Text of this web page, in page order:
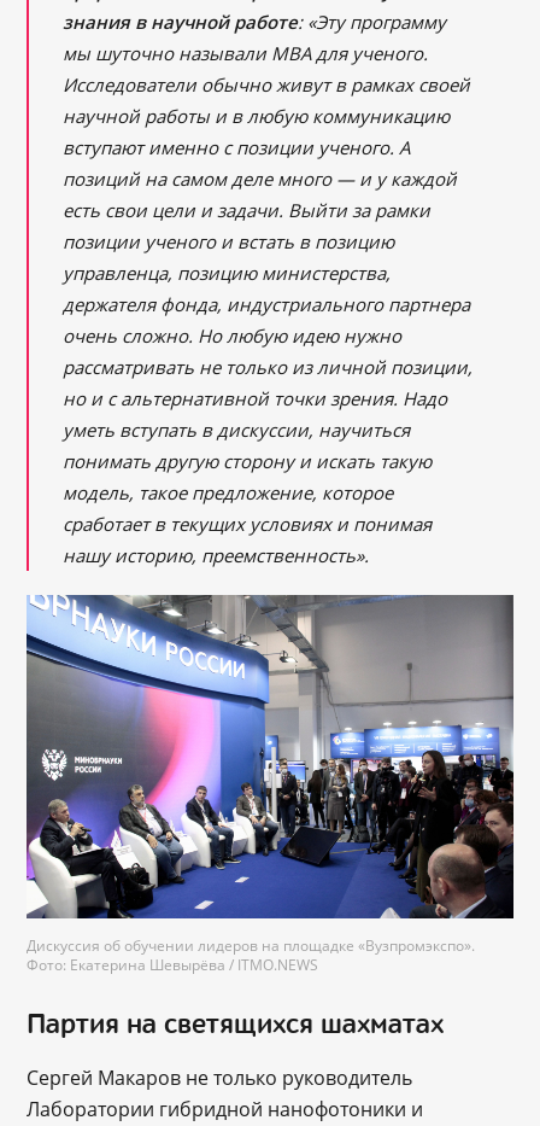
знания в научной работе: «Эту программу
мы шуточно называли MBA для ученого.
Исследователи обычно живут в рамках своей
научной работы и в любую коммуникацию
вступают именно с позиции ученого. А
позиций на самом деле много ― и у каждой
есть свои цели и задачи. Выйти за рамки
позиции ученого и встать в позицию
управленца, позицию министерства,
держателя фонда, индустриального партнера
очень сложно. Но любую идею нужно
рассматривать не только из личной позиции,
но и с альтернативной точки зрения. Надо
уметь вступать в дискуссии, научиться
понимать другую сторону и искать такую
модель, такое предложение, которое
сработает в текущих условиях и понимая
нашу историю, преемственность».
Дискуссия об обучении лидеров на площадке «Вузпромэкспо».
Фото: Екатерина Шевырёва / ITMO.NEWS
Партия на светящихся шахматах
Сергей Макаров не только руководитель
Лаборатории гибридной нанофотоники и